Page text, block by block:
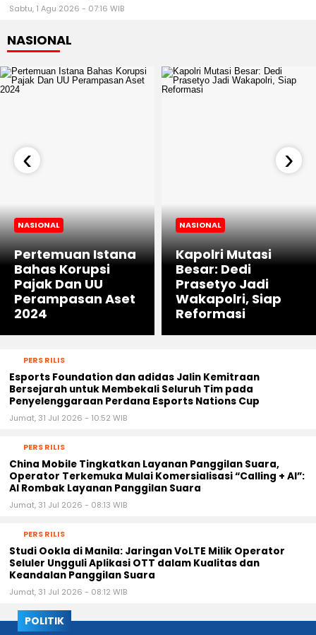
Sabtu, 1 Agu 2026 - 07:16 WIB
NASIONAL
NASIONAL
Pertemuan Istana
Bahas Korupsi
Pajak Dan UU
Perampasan Aset
2024
NASIONAL
Kapolri Mutasi
Besar: Dedi
Prasetyo Jadi
Wakapolri, Siap
Reformasi
‹ ›
PERS RILIS
Esports Foundation dan adidas Jalin Kemitraan
Bersejarah untuk Membekali Seluruh Tim pada
Penyelenggaraan Perdana Esports Nations Cup
Jumat, 31 Jul 2026 - 10:52 WIB
PERS RILIS
China Mobile Tingkatkan Layanan Panggilan Suara,
Operator Terkemuka Mulai Komersialisasi “Calling + AI”:
AI Rombak Layanan Panggilan Suara
Jumat, 31 Jul 2026 - 08:13 WIB
PERS RILIS
Studi Ookla di Manila: Jaringan VoLTE Milik Operator
Seluler Ungguli Aplikasi OTT dalam Kualitas dan
Keandalan Panggilan Suara
Jumat, 31 Jul 2026 - 08:12 WIB
POLITIK